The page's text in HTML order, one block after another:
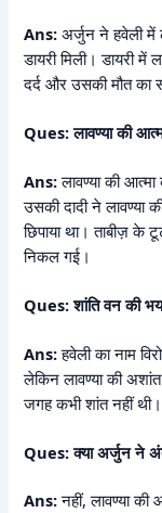
Ans: अर्जुन ने हवेली में
डायरी मिली। डायरी
दर्द और उसकी मौत का
Ques: लावण्या की
Ans:लावण्या की
उसकी दादी ने लावण्या
छिपाया था। ताबीज़ के
निकल गई।
Ques: शांति वन की
Ans:हवेली का नाम
लेकिन लावण्या की
जगह कभी शांत नहीं थी।
Ques: क्या अर्जुन ने
Ans:नहीं, लावण्या